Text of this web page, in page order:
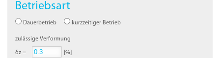
Betriebsart
Dauerbetrieb kurzzeitiger Betrieb
zulässige Verformung
δz = [%]